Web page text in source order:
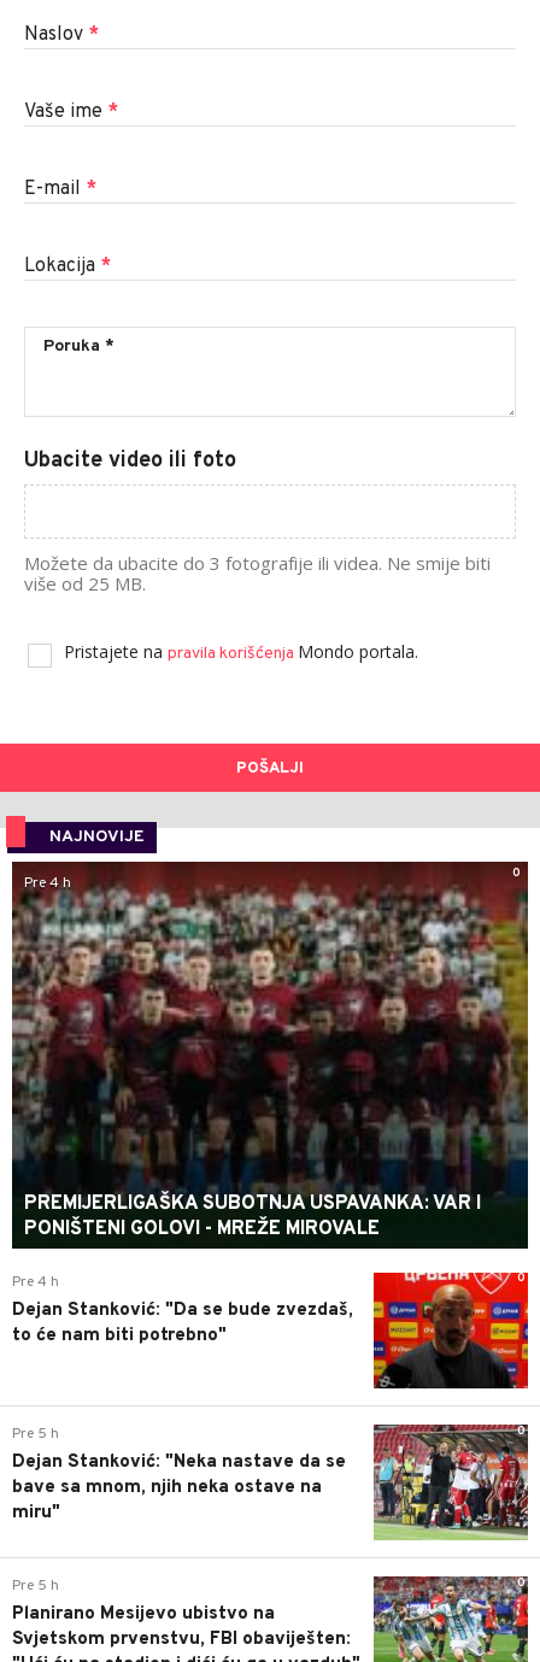
Naslov *
Vaše ime *
E-mail *
Lokacija *
Ubacite video ili foto
Možete da ubacite do 3 fotografije ili videa. Ne smije biti
više od 25 MB.
Pristajete na pravila korišćenja Mondo portala.
POŠALJI
NAJNOVIJE
0
Pre 4 h
PREMIJERLIGAŠKA SUBOTNJA USPAVANKA: VAR I
PONIŠTENI GOLOVI - MREŽE MIROVALE
0
Pre 4 h
Dejan Stanković: "Da se bude zvezdaš,
to će nam biti potrebno"
0
Pre 5 h
Dejan Stanković: "Neka nastave da se
bave sa mnom, njih neka ostave na
miru"
0
Pre 5 h
Planirano Mesijevo ubistvo na
Svjetskom prvenstvu, FBI obaviješten: